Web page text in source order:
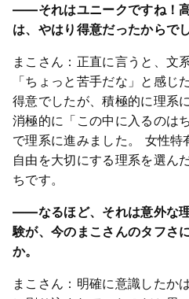
――それはユニークですね！
は、やはり得意だったからで
まこさん：正直に言うと、文
「ちょっと苦手だな」と感じ
得意でしたが、積極的に理系
消極的に「この中に入るのは
で理系に進みました。 女性特
自由を大切にする理系を選ん
ちです。
――なるほど、それは意外な
験が、今のまこさんのタフさ
か。
まこさん：明確に意識したか